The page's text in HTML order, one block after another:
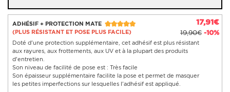
ADHÉSIF + PROTECTION MATE
(PLUS RÉSISTANT ET POSE PLUS FACILE)
17,91€
19,90€ -10%
Doté d'une protection supplémentaire, cet adhésif est plus résistant
aux rayures, aux frottements, aux UV et à la plupart des produits
d'entretien.
Son niveau de facilité de pose est : Très facile
Son épaisseur supplémentaire facilite la pose et permet de masquer
les petites imperfections sur lesquelles l'adhésif est appliqué.